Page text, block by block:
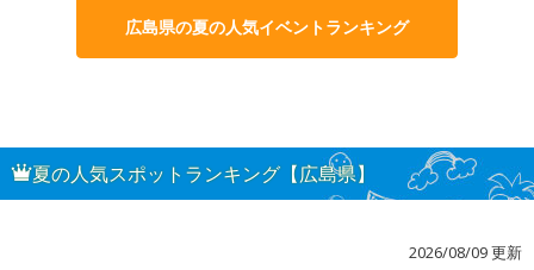
広島県の夏の人気イベントランキング
夏の人気スポットランキング【広島県】
2026/08/09 更新